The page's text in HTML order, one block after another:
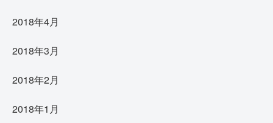
2018年4月
2018年3月
2018年2月
2018年1月